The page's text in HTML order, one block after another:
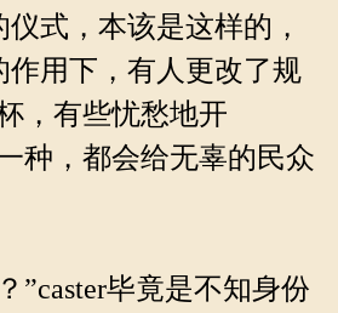
式，本该是这样的，
作用下，有人更改了规
，有些忧愁地开
种，都会给无辜的民众
”caster毕竟是不知身份